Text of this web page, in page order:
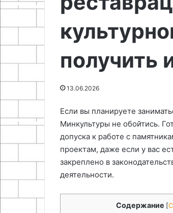
получить
13.06.2026
Если вы планируете
Минкультуры не обойтись.
допуска к работе с
проектам, даже если у вас
закреплено в
деятельности.
Содержание [
25.06.2024
Эксперимент: маленький
кусочек свечи легко разбивает
каленое стекло